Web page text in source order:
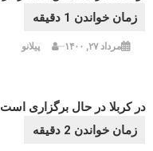
مرداد ۲۷, ۱۴۰۰ پیلانو
در کربلا در حال برگزاری